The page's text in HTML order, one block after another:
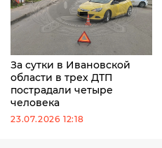
За сутки в Ивановской
области в трех ДТП
пострадали четыре
человека
23.07.2026 12:18